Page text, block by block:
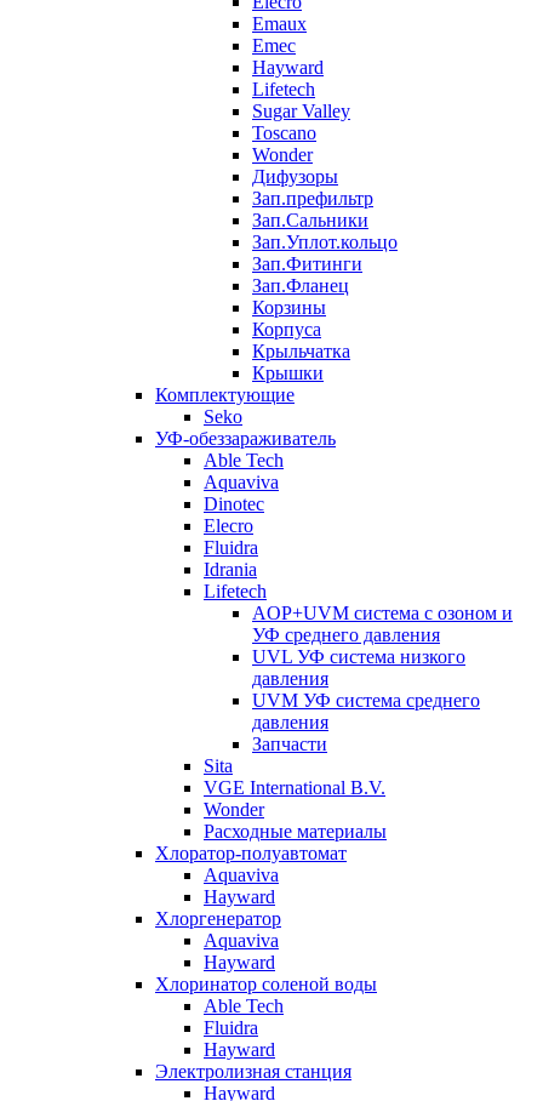
Emaux
Emec
Hayward
Lifetech
Sugar Valley
Toscano
Wonder
Дифузоры
Зап.префильтр
Зап.Сальники
Зап.Уплот.кольцо
Зап.Фитинги
Зап.Фланец
Корзины
Корпуcа
Крыльчатка
Крышки
Комплектующие
Seko
УФ-обеззараживатель
Able Tech
Aquaviva
Dinotec
Elecro
Fluidra
Idrania
Lifetech
AOP+UVM система с озоном и
УФ среднего давления
UVL УФ система низкого
давления
UVM УФ система среднего
давления
Запчасти
Sita
VGE International B.V.
Wonder
Расходные материалы
Хлоратор-полуавтомат
Aquaviva
Hayward
Хлоргенератор
Aquaviva
Hayward
Хлоринатор соленой воды
Able Tech
Fluidra
Hayward
Электролизная станция
Hayward